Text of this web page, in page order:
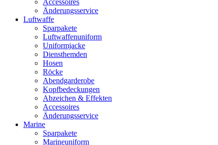
Accessoires
Änderungsservice
Luftwaffe
Sparpakete
Luftwaffenuniform
Uniformjacke
Diensthemden
Hosen
Röcke
Abendgarderobe
Kopfbedeckungen
Abzeichen & Effekten
Accessoires
Änderungsservice
Marine
Sparpakete
Marineuniform